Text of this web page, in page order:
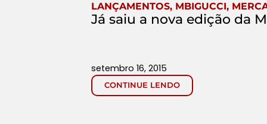
LANÇAMENTOS, MBIGUCCI,
Já saiu a nova edição da
CONTINUE LENDO
setembro 16, 2015